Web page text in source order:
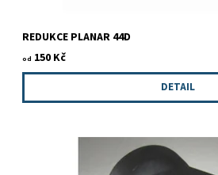
REDUKCE PLANAR 44D
od 150 Kč
DETAIL